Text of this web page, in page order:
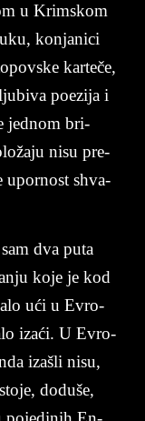
u Krim­skom
kon­ja­ni­ci
kar­teče,
po­e­zi­ja i
jed­nom bri­
nisu pre­
upo­rnost sh­va­
dva puta
ko­je­ je kod
ući u Evro­
izaći. U Evro­
iza­šli nisu,
doduše,